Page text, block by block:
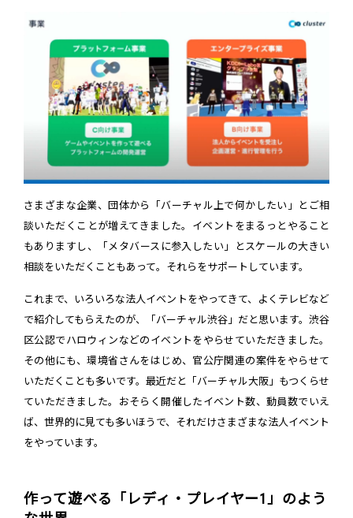
さまざまな企業、団体から「バーチャル上で何かしたい」とご相
談いただくことが増えてきました。イベントをまるっとやること
もありますし、「メタバースに参入したい」とスケールの大きい
相談をいただくこともあって。それらをサポートしています。
これまで、いろいろな法人イベントをやってきて、よくテレビなど
で紹介してもらえたのが、「バーチャル渋谷」だと思います。渋谷
区公認でハロウィンなどのイベントをやらせていただきました。
その他にも、環境省さんをはじめ、官公庁関連の案件をやらせて
いただくことも多いです。最近だと「バーチャル大阪」もつくらせ
ていただきました。おそらく開催したイベント数、動員数でいえ
ば、世界的に見ても多いほうで、それだけさまざまな法人イベント
をやっています。
作って遊べる「レディ・プレイヤー1」のよう